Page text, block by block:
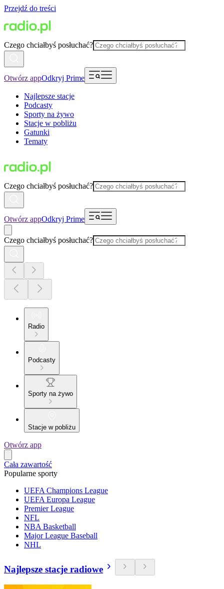
Przejdź do treści
Czego chciałbyś posłuchać?
Otwórz appOdkryj Prime
Najlepsze stacje
Podcasty
Sporty na żywo
Stacje w pobliżu
Gatunki
Tematy
Czego chciałbyś posłuchać?
Otwórz appOdkryj Prime
Czego chciałbyś posłuchać?
Radio
Podcasty
Sporty na żywo
Stacje w pobliżu
Otwórz app
Cała zawartość
Popularne sporty
UEFA Champions League
UEFA Europa League
Premier League
NFL
NBA Basketball
Major League Baseball
NHL
Najlepsze stacje radiowe